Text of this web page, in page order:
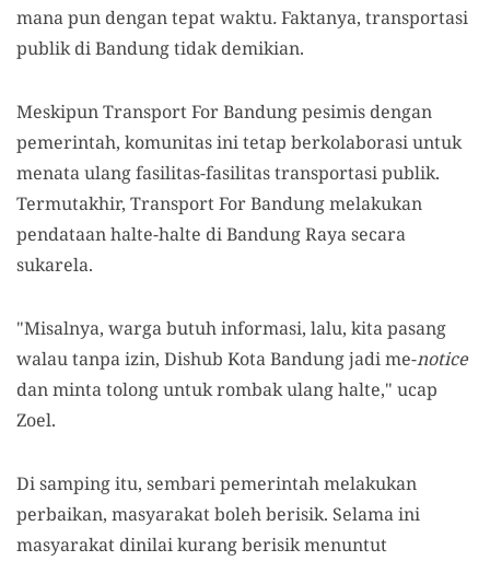
mana pun dengan tepat waktu.Faktanya, transportasi
publik di Bandung tidak demikian.
Meskipun Transport For Bandung pesimis dengan
pemerintah, komunitas ini tetap berkolaborasi untuk
menata ulang fasilitas-fasilitas transportasi publik.
Termutakhir, Transport For Bandung melakukan
pendataan halte-halte di Bandung Raya secara
sukarela.
"Misalnya, warga butuh informasi, lalu, kita pasang
walau tanpa izin, Dishub Kota Bandung jadi me-notice
dan minta tolong untuk rombak ulang halte," ucap
Zoel.
Di samping itu, sembari pemerintah melakukan
perbaikan, masyarakat boleh berisik. Selama ini
masyarakat dinilai kurang berisik menuntut